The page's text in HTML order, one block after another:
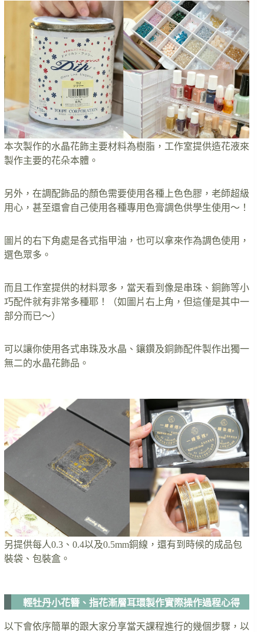
本次製作的水晶花飾主要材料為樹脂，工作室提供造花液來
製作主要的花朵本體。
另外，在調配飾品的顏色需要使用各種上色色膠，老師超級
用心，甚至還會自己使用各種專用色膏調色供學生使用～！
圖片的右下角處是各式指甲油，也可以拿來作為調色使用，
選色眾多。
而且工作室提供的材料眾多，當天看到像是串珠、銅飾等小
巧配件就有非常多種耶！（如圖片右上角，但這僅是其中一
部分而已～）
可以讓你使用各式串珠及水晶、鑲鑽及銅飾配件製作出獨一
無二的水晶花飾品。
另提供每人0.3、0.4以及0.5mm銅線，還有到時候的成品包
裝袋、包裝盒。
輕牡丹小花簪、指花漸層耳環製作實際操作過程心得
以下會依序簡單的跟大家分享當天課程進行的幾個步驟，以